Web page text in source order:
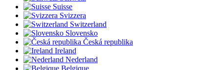
Suisse
Svizzera
Switzerland
Slovensko
Česká republika
Ireland
Nederland
Belgique